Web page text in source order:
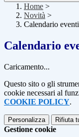
Home >
Novità >
Calendario eventi
Calendario
Caricamento...
Questo sito o gli
cookie necessari al
COOKIE POLICY.
Personalizza Rifiuta
Gestione cookie